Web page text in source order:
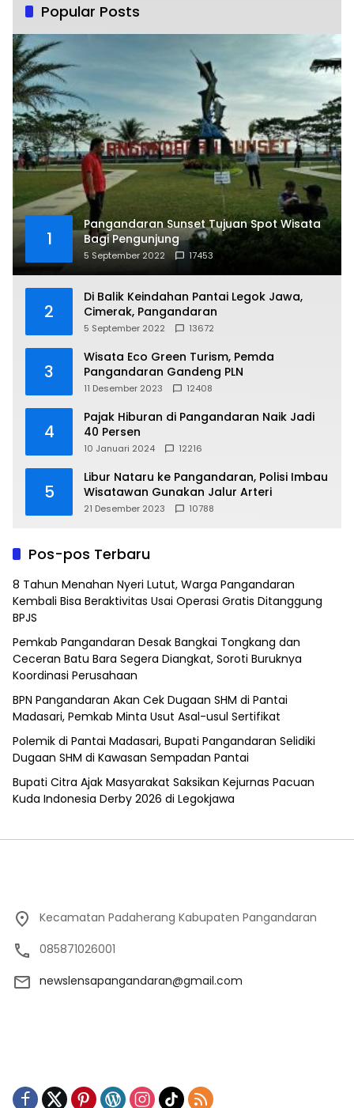
Popular Posts
1
Pangandaran Sunset Tujuan Spot Wisata
Bagi Pengunjung
5 September 2022 17453
2
Di Balik Keindahan Pantai Legok Jawa,
Cimerak, Pangandaran
5 September 2022 13672
3
Wisata Eco Green Turism, Pemda
Pangandaran Gandeng PLN
11 Desember 2023 12408
4
Pajak Hiburan di Pangandaran Naik Jadi
40 Persen
10 Januari 2024 12216
5
Libur Nataru ke Pangandaran, Polisi Imbau
Wisatawan Gunakan Jalur Arteri
21 Desember 2023 10788
Pos-pos Terbaru
8 Tahun Menahan Nyeri Lutut, Warga Pangandaran
Kembali Bisa Beraktivitas Usai Operasi Gratis Ditanggung
BPJS
Pemkab Pangandaran Desak Bangkai Tongkang dan
Ceceran Batu Bara Segera Diangkat, Soroti Buruknya
Koordinasi Perusahaan
BPN Pangandaran Akan Cek Dugaan SHM di Pantai
Madasari, Pemkab Minta Usut Asal-usul Sertifikat
Polemik di Pantai Madasari, Bupati Pangandaran Selidiki
Dugaan SHM di Kawasan Sempadan Pantai
Bupati Citra Ajak Masyarakat Saksikan Kejurnas Pacuan
Kuda Indonesia Derby 2026 di Legokjawa
Kecamatan Padaherang Kabupaten Pangandaran
085871026001
newslensapangandaran@gmail.com